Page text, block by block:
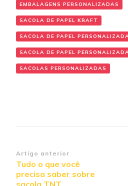
EMBALAGENS PERSONALIZADAS
SACOLA DE PAPEL KRAFT
SACOLA DE PAPEL
SACOLA DE PAPEL
SACOLAS PERSONALIZADAS
Navegação
de
Artigo anterior
Tudo o que você
precisa saber sobre